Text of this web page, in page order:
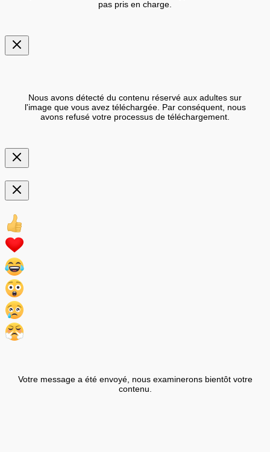
pas pris en charge.
Nous avons détecté du contenu réservé aux adultes sur
l'image que vous avez téléchargée. Par conséquent, nous
avons refusé votre processus de téléchargement.
Votre message a été envoyé, nous examinerons bientôt votre
contenu.